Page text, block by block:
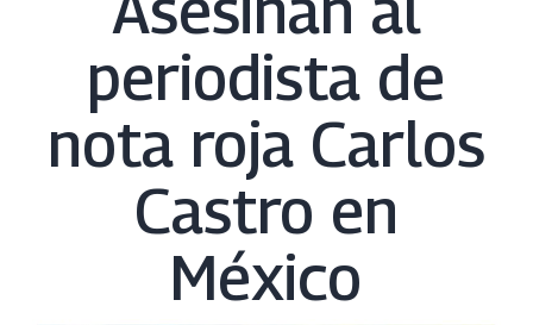
periodista de
nota roja Carlos
Castro en
México